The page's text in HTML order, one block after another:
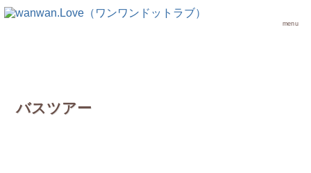
menu
バスツアー